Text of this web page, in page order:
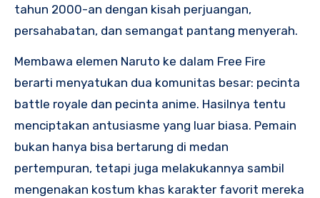
tahun 2000-an dengan kisah perjuangan,
persahabatan, dan semangat pantang menyerah.
Membawa elemen Naruto ke dalam Free Fire
berarti menyatukan dua komunitas besar: pecinta
battle royale dan pecinta anime. Hasilnya tentu
menciptakan antusiasme yang luar biasa. Pemain
bukan hanya bisa bertarung di medan
pertempuran, tetapi juga melakukannya sambil
mengenakan kostum khas karakter favorit mereka